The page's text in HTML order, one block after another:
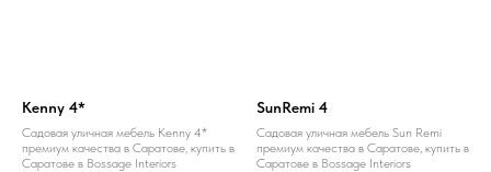
Kenny 4*
Садовая уличная мебель Kenny 4*
премиум качества в Саратове, купить в
Саратове в Bossage Interiors
SunRemi 4
Садовая уличная мебель Sun Remi
премиум качества в Саратове, купить в
Саратове в Bossage Interiors